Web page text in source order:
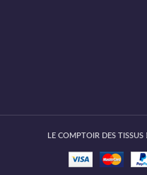
LE COMPTOIR DES TISSUS